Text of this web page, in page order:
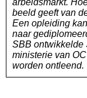
arbeidsmarkt.
beeld geeft van
Een opleiding
naar
SBB ontwikkelde
ministerie van
worden ontleend.